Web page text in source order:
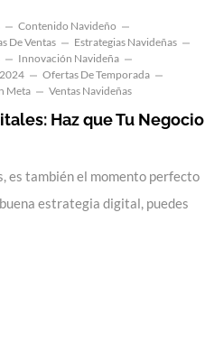
Contenido Navideño
De Ventas
Estrategias Navideñas
Innovación Navideña
Ofertas De Temporada
Meta Ventas Navideñas
Haz que Tu Negocio
es también el momento perfecto
estrategia digital, puedes